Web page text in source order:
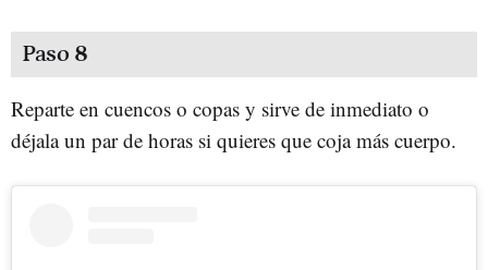
Paso 8
Reparte en cuencos o copas y sirve de inmediato o
déjala un par de horas si quieres que coja más cuerpo.